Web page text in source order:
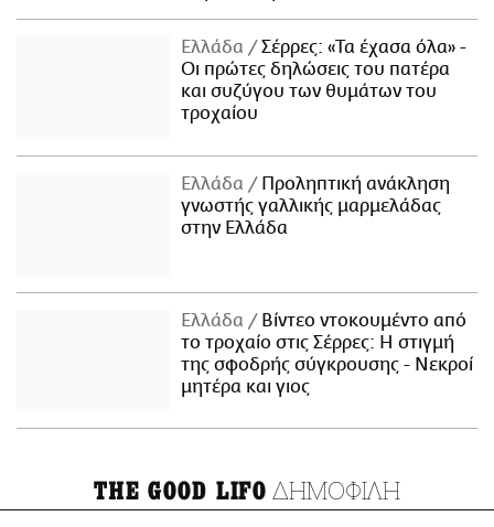
Ελλάδα
Σέρρες: «Τα έχασα όλα» -
Οι πρώτες δηλώσεις του πατέρα
και συζύγου των θυμάτων του
τροχαίου
Ελλάδα
Προληπτική ανάκληση
γνωστής γαλλικής μαρμελάδας
στην Ελλάδα
Ελλάδα
Βίντεο ντοκουμέντο από
το τροχαίο στις Σέρρες: Η στιγμή
της σφοδρής σύγκρουσης - Νεκροί
μητέρα και γιος
THE GOOD LIFO ΔΗΜΟΦΙΛΗ